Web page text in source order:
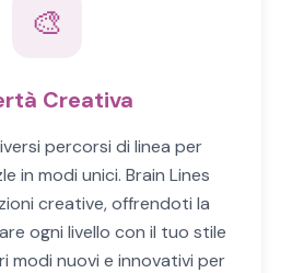
🎨
Creativa
percorsi di linea per
in modi unici. Brain Lines
creative, offrendoti la
ogni livello con il tuo stile
modi nuovi e innovativi per